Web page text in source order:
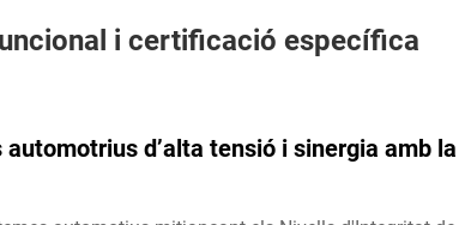
i certificació específica
d’alta tensió i sinergia amb la